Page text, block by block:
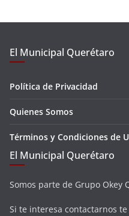
El Municipal Querétaro
Política de Privacidad
Quienes Somos
Términos y Condiciones de
El Municipal Querétaro
Somos parte de Grupo Okey
Si te interesa contactarnos